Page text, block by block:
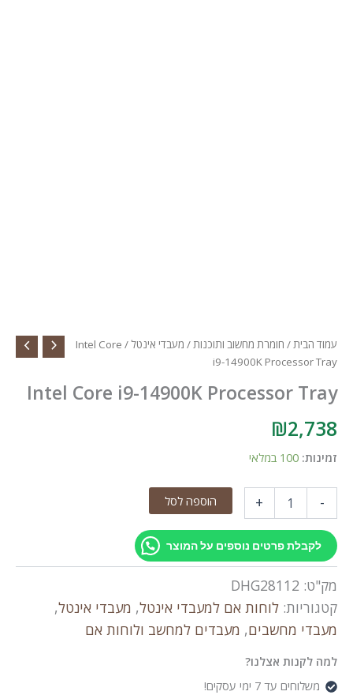
עמוד הבית/ חומרת מחשוב ותוכנות/ מעבדי אינטל
/ Intel Core
i9-14900K Processor Tray
Intel Core i9-14900K Processor Tray
₪2,738
זמינות: 100 במלאי
-
Core
i9-
Processor
Tray
+ הוספה לסל
לקבלת פרטים נוספים על המוצר
מק"ט: DHG28112
קטגוריות: לוחות אם למעבדי אינטל, מעבדי אינטל,
מעבדי מחשבים, מעבדים למחשב ולוחות אם
למה לקנות אצלנו?
משלוחים עד 7 ימי עסקים!